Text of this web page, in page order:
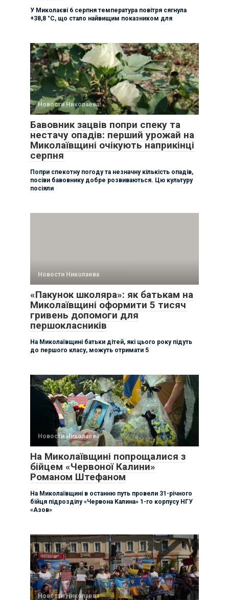
У Миколаєві 6 серпня температура повітря сягнула
+38,8 °C, що стало найвищим показником для
Новости Николаева
Бавовник зацвів попри спеку та
нестачу опадів: перший урожай на
Миколаївщині очікують наприкінці
серпня
Попри спекотну погоду та незначну кількість опадів,
посіви бавовнику добре розвиваються. Цю культуру
посіяли
Новости Николаева
«Пакунок школяра»: як батькам на
Миколаївщині оформити 5 тисяч
гривень допомоги для
першокласників
На Миколаївщині батьки дітей, які цього року підуть
до першого класу, можуть отримати 5
Новости Николаева
На Миколаївщині попрощалися з
бійцем «Червоної Калини»
Романом Штефаном
На Миколаївщині в останню путь провели 31-річного
бійця підрозділу «Червона Калина» 1-го корпусу НГУ
«Азов»
Новости Николаева